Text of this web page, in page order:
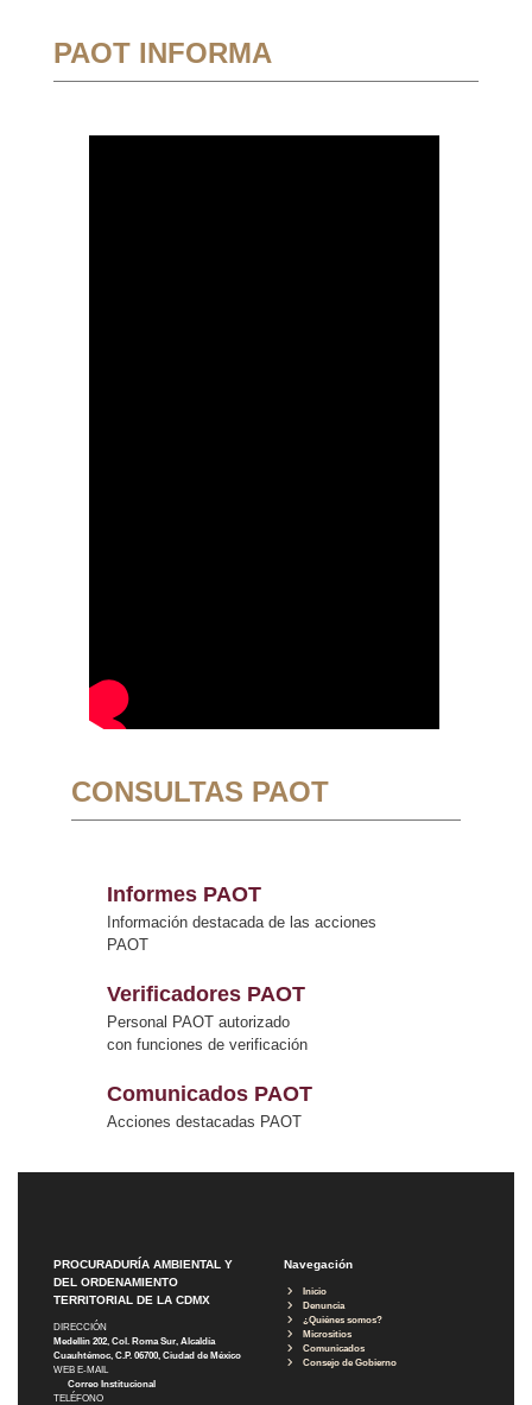
PAOT INFORMA
CONSULTAS PAOT
Informes PAOT
Información destacada de las acciones
PAOT
Verificadores PAOT
Personal PAOT autorizado
con funciones de verificación
Comunicados PAOT
Acciones destacadas PAOT
PROCURADURÍA AMBIENTAL Y
DEL ORDENAMIENTO
TERRITORIAL DE LA CDMX
DIRECCIÓN
Medellín 202, Col. Roma Sur, Alcaldía
Cuauhtémoc, C.P. 06700, Ciudad de México
WEB E-MAIL
Correo Institucional
TELÉFONO
Navegación
Inicio
Denuncia
¿Quiénes somos?
Micrositios
Comunicados
Consejo de Gobierno